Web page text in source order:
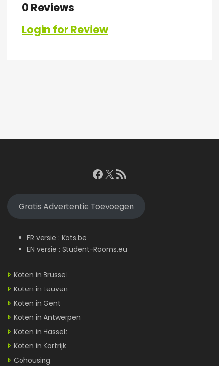
0 Reviews
Login for Review
Facebook
X RSS feed
Gratis Advertentie Toevoegen
FR versie : Kots.be
EN versie : Student-Rooms.eu
Koten in Brussel
Koten in Leuven
Koten in Gent
Koten in Antwerpen
Koten in Hasselt
Koten in Kortrijk
Cohousing